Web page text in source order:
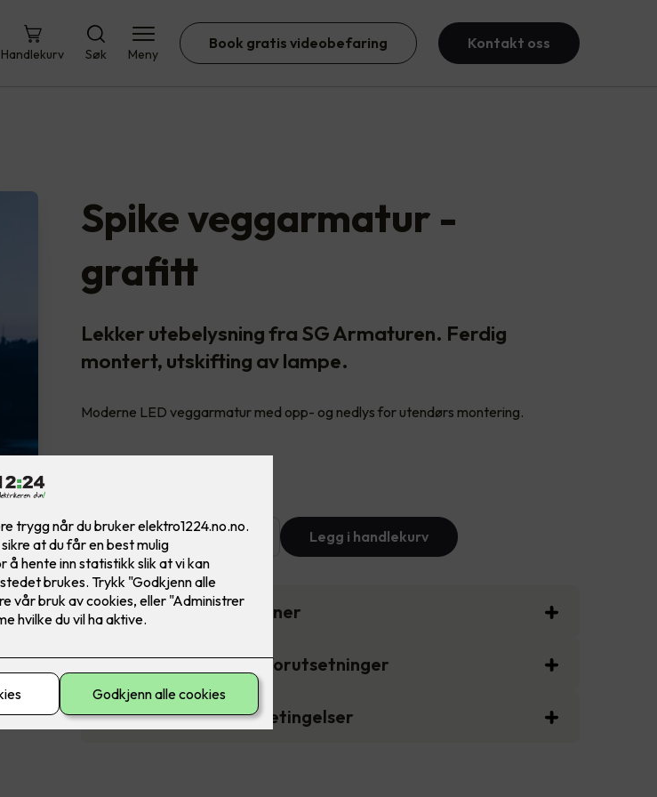
Handlekurv Søk Meny
Book gratis videobefaring Kontakt oss
Spike veggarmatur -
grafitt
Lekker utebelysning fra SG Armaturen. Ferdig
montert, utskifting av lampe.
Moderne LED veggarmatur med opp- og nedlys for utendørs montering.
Antall - Legg i handlekurv
Tekniske spesifikasjoner
Pris- og monteringsforutsetninger
Salgs- og leveringsbetingelser